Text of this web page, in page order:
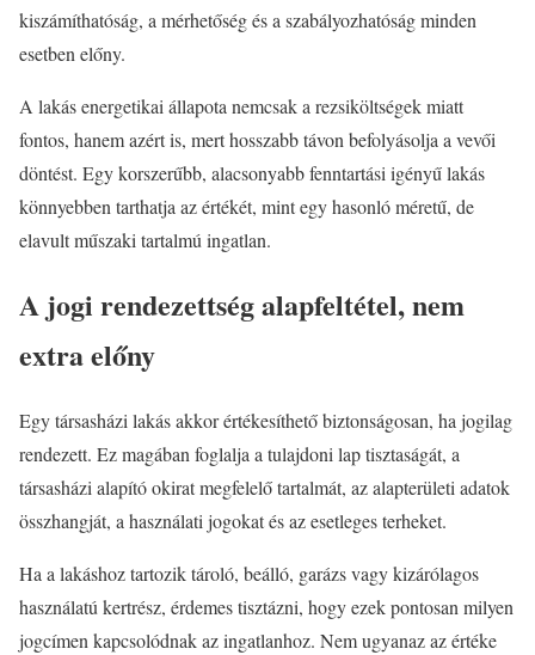
kiszámíthatóság, a mérhetőség és a szabályozhatóság minden
esetben előny.
A lakás energetikai állapota nemcsak a rezsiköltségek miatt
fontos, hanem azért is, mert hosszabb távon befolyásolja a vevői
döntést. Egy korszerűbb, alacsonyabb fenntartási igényű lakás
könnyebben tarthatja az értékét, mint egy hasonló méretű, de
elavult műszaki tartalmú ingatlan.
A jogi rendezettség alapfeltétel, nem
extra előny
Egy társasházi lakás akkor értékesíthető biztonságosan, ha jogilag
rendezett. Ez magában foglalja a tulajdoni lap tisztaságát, a
társasházi alapító okirat megfelelő tartalmát, az alapterületi adatok
összhangját, a használati jogokat és az esetleges terheket.
Ha a lakáshoz tartozik tároló, beálló, garázs vagy kizárólagos
használatú kertrész, érdemes tisztázni, hogy ezek pontosan milyen
jogcímen kapcsolódnak az ingatlanhoz. Nem ugyanaz az értéke